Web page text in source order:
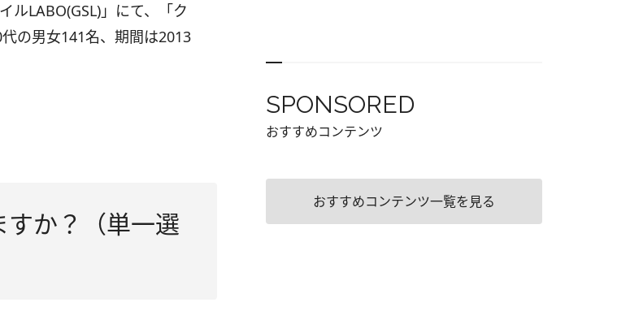
ルLABO(GSL)」にて、「ク
の男女141名、期間は2013
か？（単一選
SPONSORED
おすすめコンテンツ
おすすめコンテンツ一覧を見る